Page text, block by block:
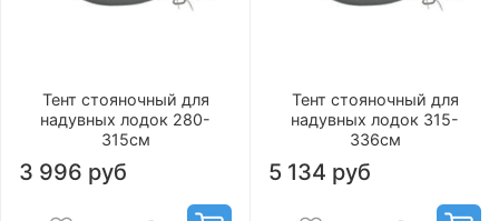
Тент стояночный для
надувных лодок 280-
315см
3 996 руб
Тент стояночный для
надувных лодок 315-
336см
5 134 руб